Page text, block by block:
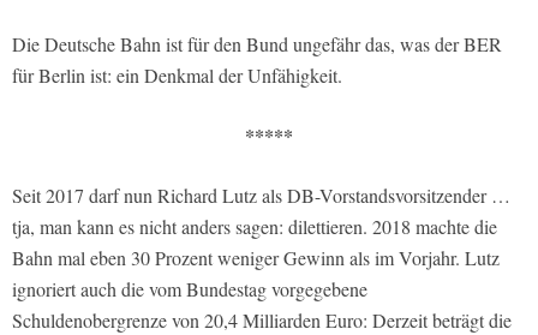
Die Deutsche Bahn ist für den Bund ungefähr das, was der BER
für Berlin ist: ein Denkmal der Unfähigkeit.
*****
Seit 2017 darf nun Richard Lutz als DB-Vorstandsvorsitzender …
tja, man kann es nicht anders sagen: dilettieren. 2018 machte die
Bahn mal eben 30 Prozent weniger Gewinn als im Vorjahr. Lutz
ignoriert auch die vom Bundestag vorgegebene
Schuldenobergrenze von 20,4 Milliarden Euro: Derzeit beträgt die